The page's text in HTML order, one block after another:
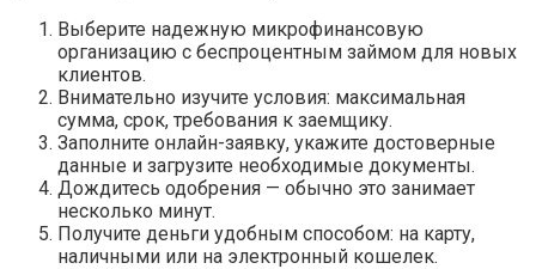
Выберите надежную микрофинансовую
организацию с беспроцентным займом для новых
клиентов.
Внимательно изучите условия: максимальная
сумма, срок, требования к заемщику.
Заполните онлайн-заявку, укажите достоверные
данные и загрузите необходимые документы.
Дождитесь одобрения — обычно это занимает
несколько минут.
Получите деньги удобным способом: на карту,
наличными или на электронный кошелек.